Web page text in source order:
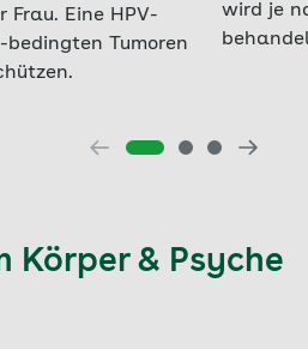
Frau. Eine HPV-
bedingten Tumoren
wird je
Körper & Psyche